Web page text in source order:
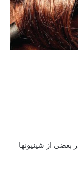
بعضی از شینیونها